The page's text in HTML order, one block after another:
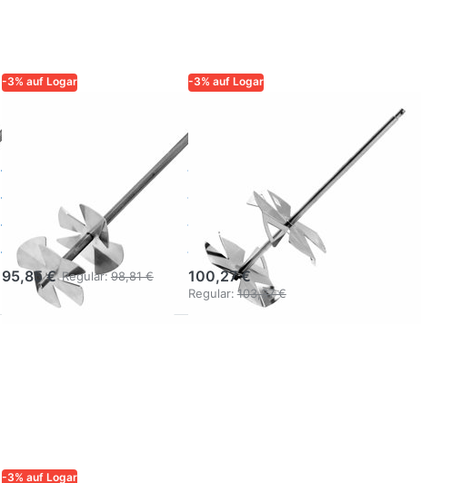
-3% auf Logar
IMKER
Rührstab für
Schleuder Ø
63 cm
95,85 € Regular:98,81 €
-3% auf Logar
IMKER
Rührstab für
Schleuder Ø
76 cm
100,27 €
Regular: 103,37 €
-3% auf Logar